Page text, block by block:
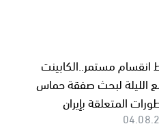
مستمر..الكابينت
الليلة لبحث صفقة حماس
المتعلقة بإيران